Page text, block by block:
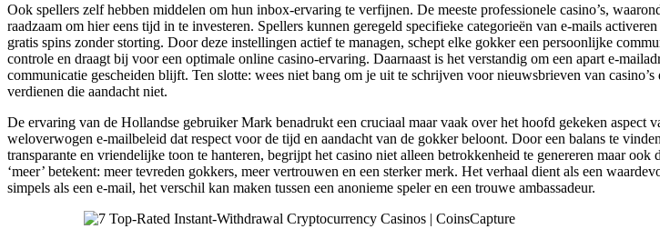
Ook spellers zelf hebben middelen om hun inbox-ervaring te verfijnen. De meeste professionele casino’s,
raadzaam om hier eens tijd in te investeren. Spellers kunnen geregeld specifieke categorieën van e-mails
gratis spins zonder storting. Door deze instellingen actief te managen, schept elke gokker een persoonlijke
controle en draagt bij voor een optimale online casino-ervaring. Daarnaast is het verstandig om een apart e-
communicatie gescheiden blijft. Ten slotte: wees niet bang om je uit te schrijven voor nieuwsbrieven van
verdienen die aandacht niet.
De ervaring van de Hollandse gebruiker Mark benadrukt een cruciaal maar vaak over het hoofd gekeken
weloverwogen e-mailbeleid dat respect voor de tijd en aandacht van de gokker beloont. Door een balans te
transparante en vriendelijke toon te hanteren, begrijpt het casino niet alleen betrokkenheid te genereren maar
‘meer’ betekent: meer tevreden gokkers, meer vertrouwen en een sterker merk. Het verhaal dient als een
simpels als een e-mail, het verschil kan maken tussen een anonieme speler en een trouwe ambassadeur.